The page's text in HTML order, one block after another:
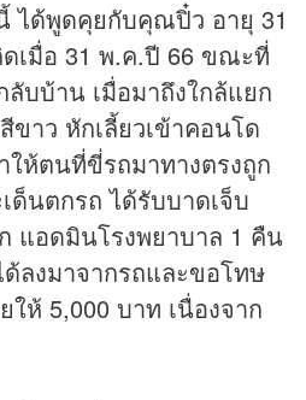
นี้ ได้พูดคุยกับคุณปิ๋ว อายุ 31
ดเมื่อ 31 พ.ค.ปี 66 ขณะที่
บบ้าน เมื่อมาถึงใกล้แยก
ขาว หักเลี้ยวเข้าคอนโด
ให้ตนที่ขี่รถมาทางตรงถูก
ด็นตกรถ ได้รับบาดเจ็บ
แอดมินโรงพยาบาล 1 คืน
ลงมาจากรถและขอโทษ
ห้ 5,000 บาท เนื่องจาก